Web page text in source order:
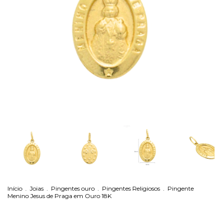
Início . Joias . Pingentes ouro . Pingentes Religiosos . Pingente
Menino Jesus de Praga em Ouro 18K